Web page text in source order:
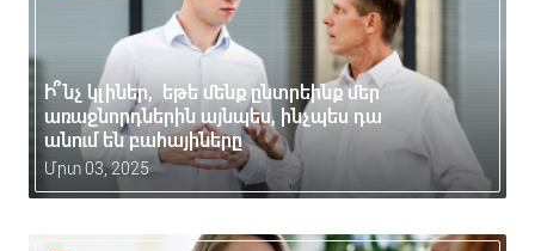
Ի՞նչ կլիներ, եթե մենք ընտրեինք մեր
առաջնորդներին այնպես, ինչպես դա
անում են բահայիները
Մրտ 03, 2025